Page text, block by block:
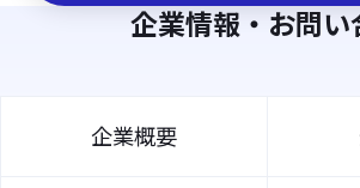
企業情報・お問い
企業概要